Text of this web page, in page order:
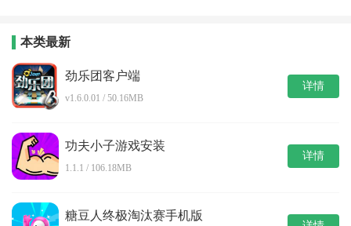
本类最新
劲乐团客户端
v1.6.0.01 / 50.16MB
详情
功夫小子游戏安装
1.1.1 / 106.18MB
详情
糖豆人终极淘汰赛手机版